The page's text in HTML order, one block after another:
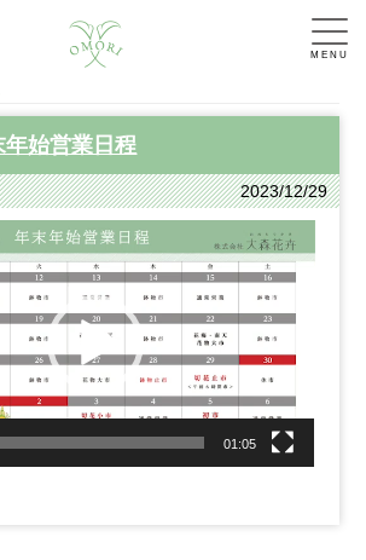
MENU
年始営業日程
2023/12/29
01:05